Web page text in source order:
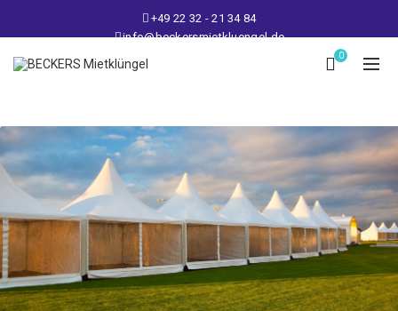
+49 22 32 - 21 34 84
info@beckersmietkluengel.de
Lager: Gutenbergstraße 1 - 50389 Wesseling
Mo - Fr: 9 – 17 Uhr, Sa: 9 – 12 Uhr
0